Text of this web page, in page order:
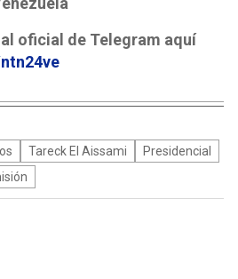
oficial de Telegram aquí
Tareck El Aissami
Presidencial